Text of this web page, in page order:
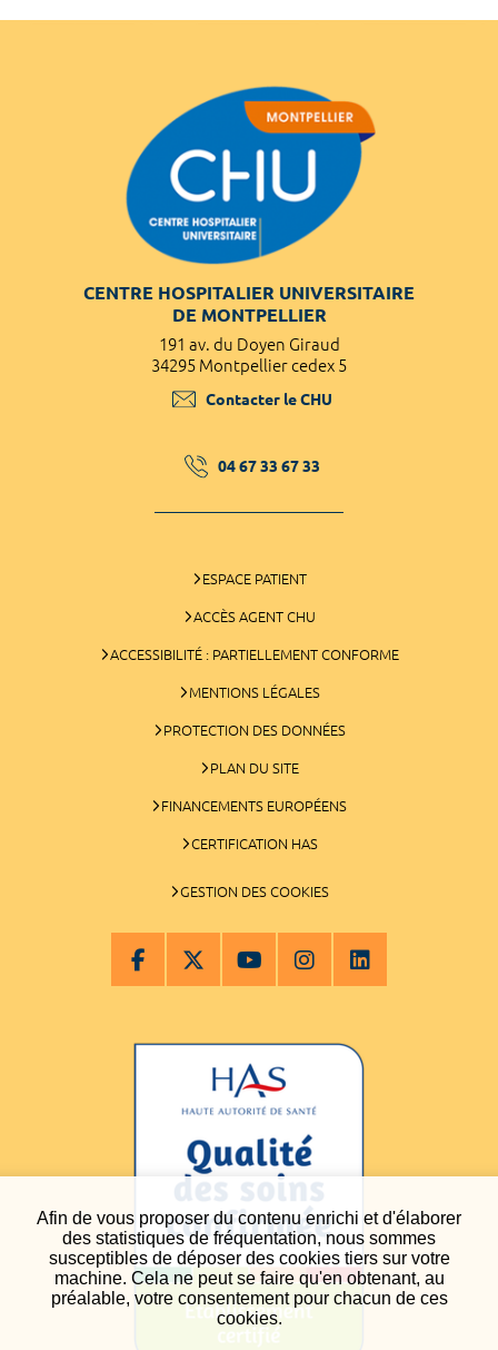
Afin de vous proposer du contenu enrichi et d'élaborer
des statistiques de fréquentation, nous sommes
susceptibles de déposer des cookies tiers sur votre
machine. Cela ne peut se faire qu'en obtenant, au
préalable, votre consentement pour chacun de ces
cookies.
CENTRE HOSPITALIER UNIVERSITAIRE
DE MONTPELLIER
191 av. du Doyen Giraud
34295 Montpellier cedex 5
Contacter le CHU
04 67 33 67 33
ESPACE PATIENT
ACCÈS AGENT CHU
ACCESSIBILITÉ : PARTIELLEMENT CONFORME
MENTIONS LÉGALES
PROTECTION DES DONNÉES
PLAN DU SITE
FINANCEMENTS EUROPÉENS
CERTIFICATION HAS
GESTION DES COOKIES